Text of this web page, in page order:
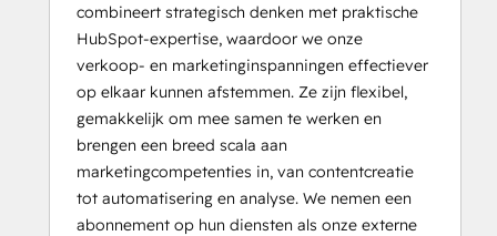
combineert strategisch denken met praktische
HubSpot-expertise, waardoor we onze
verkoop- en marketinginspanningen effectiever
op elkaar kunnen afstemmen. Ze zijn flexibel,
gemakkelijk om mee samen te werken en
brengen een breed scala aan
marketingcompetenties in, van contentcreatie
tot automatisering en analyse. We nemen een
abonnement op hun diensten als onze externe